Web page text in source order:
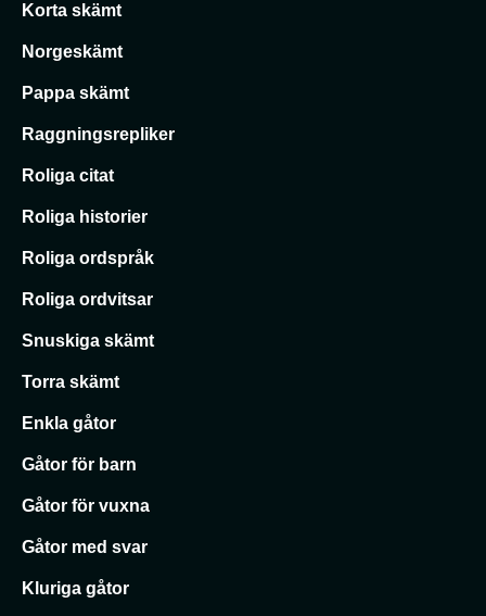
Korta skämt
Norgeskämt
Pappa skämt
Raggningsrepliker
Roliga citat
Roliga historier
Roliga ordspråk
Roliga ordvitsar
Snuskiga skämt
Torra skämt
Enkla gåtor
Gåtor för barn
Gåtor för vuxna
Gåtor med svar
Kluriga gåtor